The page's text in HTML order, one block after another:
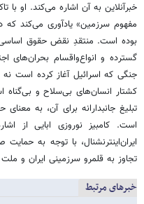
خبرآنلاین به آن اشاره می‌کند. او با
مفهوم سرزمین» یادآوری می‌کند که
بوده است. منتقدِ نقض حقوق اساسی
گسترده و انواع‌واقسام بحران‌های
جنگی که اسرائیل آغاز کرده است
کشتار انسان‌های بی‌سلاح و
تبلیغ جانبدارانه برای آن، به
است. کامبیز نوروزی ابایی از
ایران‌اینترنشنال، با توجه به
تجاوز به قلمرو سرزمینی ایران و
خبرهای مرتبط